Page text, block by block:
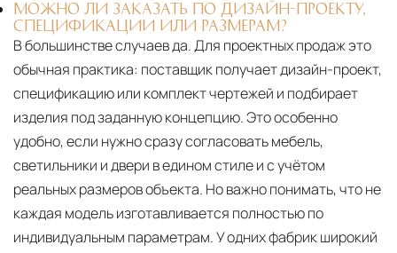
МОЖНО ЛИ ЗАКАЗАТЬ ПО ДИЗАЙН-ПРОЕКТУ,
СПЕЦИФИКАЦИИ ИЛИ РАЗМЕРАМ?
В большинстве случаев да. Для проектных продаж это
обычная практика: поставщик получает дизайн-проект,
спецификацию или комплект чертежей и подбирает
изделия под заданную концепцию. Это особенно
удобно, если нужно сразу согласовать мебель,
светильники и двери в едином стиле и с учётом
реальных размеров объекта. Но важно понимать, что не
каждая модель изготавливается полностью по
индивидуальным параметрам. У одних фабрик широкий